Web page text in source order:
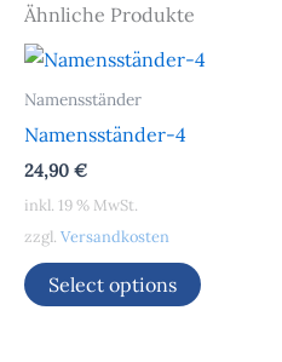
Ähnliche Produkte
Namensständer
Namensständer-4
24,90 €
inkl. 19 % MwSt.
zzgl. Versandkosten
Select options